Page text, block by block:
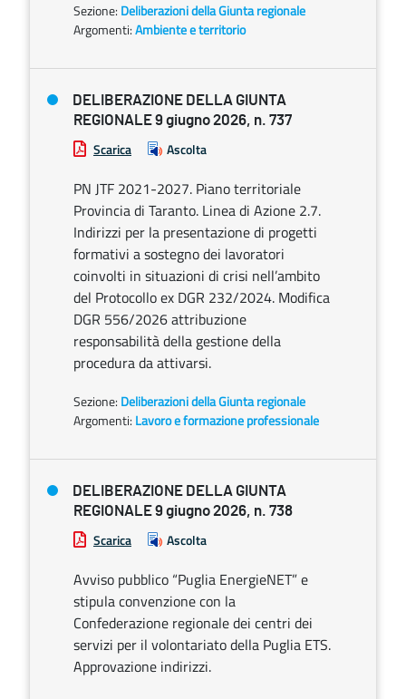
Sezione: Deliberazioni della Giunta regionale
Argomenti:Ambiente e territorio
DELIBERAZIONE DELLA GIUNTA
REGIONALE 9 giugno 2026, n. 737
Scarica Ascolta
PN JTF 2021-2027. Piano territoriale
Provincia di Taranto. Linea di Azione 2.7.
Indirizzi per la presentazione di progetti
formativi a sostegno dei lavoratori
coinvolti in situazioni di crisi nell’ambito
del Protocollo ex DGR 232/2024. Modifica
DGR 556/2026 attribuzione
responsabilità della gestione della
procedura da attivarsi.
Sezione: Deliberazioni della Giunta regionale
Argomenti: Lavoro e formazione professionale
DELIBERAZIONE DELLA GIUNTA
REGIONALE 9 giugno 2026, n. 738
Scarica Ascolta
Avviso pubblico “Puglia EnergieNET” e
stipula convenzione con la
Confederazione regionale dei centri dei
servizi per il volontariato della Puglia ETS.
Approvazione indirizzi.